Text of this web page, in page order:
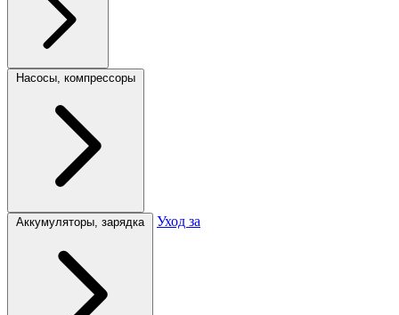
Насосы, компрессоры
Аккумуляторы, зарядка Уход за